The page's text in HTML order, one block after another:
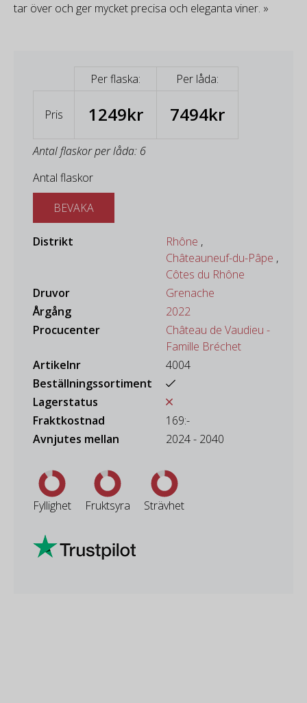
tar över och ger mycket precisa och eleganta viner. »
Per flaska: Per låda:
Pris 1249kr 7494kr
Antal flaskor per låda: 6
Antal flaskor
BEVAKA
Distrikt Rhône ,
Châteauneuf-du-Pâpe ,
Côtes du Rhône
Druvor
Grenache
Årgång
2022
Procucenter
Château de Vaudieu -
Famille Bréchet
Artikelnr
4004
Beställningssortiment
Lagerstatus
Fraktkostnad
169:-
Avnjutes mellan
2024 - 2040
Fyllighet Fruktsyra Strävhet